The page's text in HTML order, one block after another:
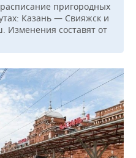
пригородных
Казань — Свияжск и
составят от